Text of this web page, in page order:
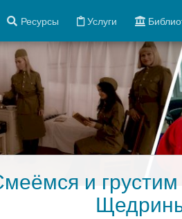
Ресурсы Услуги
и